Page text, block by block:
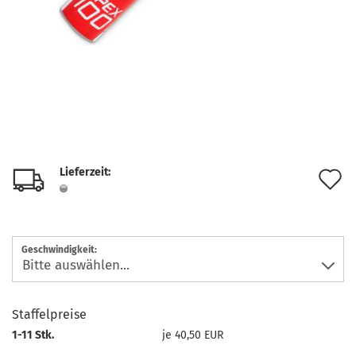
Lieferzeit:
Geschwindigkeit:
Staffelpreise
1-11 Stk.
je 40,50 EUR